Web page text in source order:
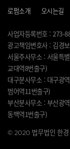
로펌소개 오시는길
사업자등록번호 : 273-
광고책임변호사 : 김경
서울주사무소 : 서울특
교대역8번출구)
대구분사무소 : 대구광
범어역11번출구)
부산분사무소 : 부산광
동백역1번출구)
© 2020 법무법인 한